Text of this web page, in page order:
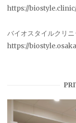
https://
バイオスタイルクリニ
https://